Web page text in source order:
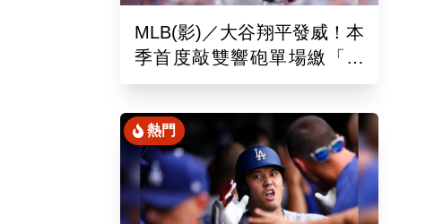
MLB(影)／大谷翔平發威！本
季首度敲雙響砲單場繳「猛
打賞」！道奇依舊苦吞6連敗
熱門